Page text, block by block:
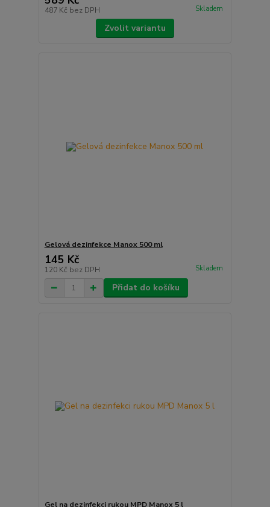
487 Kč bez DPH Skladem
Zvolit variantu
Gelová dezinfekce Manox 500 ml
145 Kč
120 Kč bez DPH Skladem
Přidat do košíku
Gel na dezinfekci rukou MPD Manox 5 l